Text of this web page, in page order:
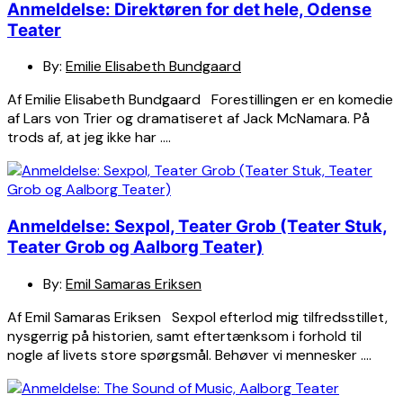
Anmeldelse: Direktøren for det hele, Odense
Teater
By: Emilie Elisabeth Bundgaard
Af Emilie Elisabeth Bundgaard Forestillingen er en komedie
af Lars von Trier og dramatiseret af Jack McNamara. På
trods af, at jeg ikke har ….
Anmeldelse: Sexpol, Teater Grob (Teater Stuk,
Teater Grob og Aalborg Teater)
By: Emil Samaras Eriksen
Af Emil Samaras Eriksen Sexpol efterlod mig tilfredsstillet,
nysgerrig på historien, samt eftertænksom i forhold til
nogle af livets store spørgsmål. Behøver vi mennesker ….